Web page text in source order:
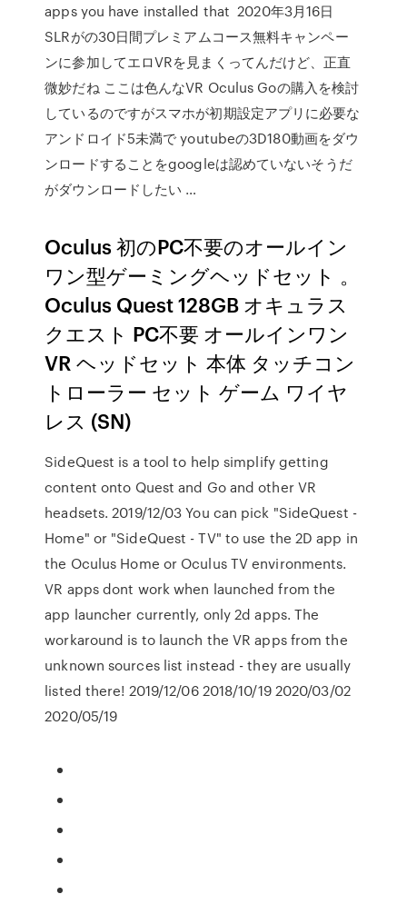
apps you have installed that 2020年3月16日
SLRがの30日間プレミアムコース無料キャンペー
ンに参加してエロVRを見まくってんだけど、正直
微妙だね ここは色んなVR Oculus Goの購入を検討
しているのですがスマホが初期設定アプリに必要な
アンドロイド5未満で youtubeの3D180動画をダウ
ンロードすることをgoogleは認めていないそうだ
がダウンロードしたい …
Oculus 初のPC不要のオールイン
ワン型ゲーミングヘッドセット 。
Oculus Quest 128GB オキュラス
クエスト PC不要 オールインワン
VR ヘッドセット 本体 タッチコン
トローラー セット ゲーム ワイヤ
レス (SN)
SideQuest is a tool to help simplify getting
content onto Quest and Go and other VR
headsets. 2019/12/03 You can pick "SideQuest -
Home" or "SideQuest - TV" to use the 2D app in
the Oculus Home or Oculus TV environments.
VR apps dont work when launched from the
app launcher currently, only 2d apps. The
workaround is to launch the VR apps from the
unknown sources list instead - they are usually
listed there! 2019/12/06 2018/10/19 2020/03/02
2020/05/19